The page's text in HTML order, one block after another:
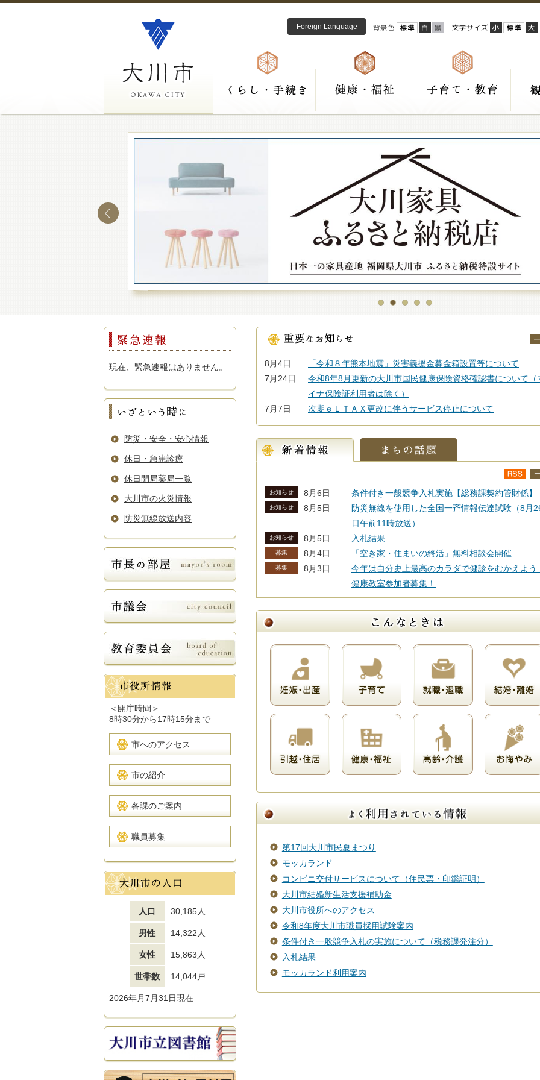
Foreign Language
現在、緊急速報はありません。
防災・安全・安心情報
休日・急患診療
休日開局薬局一覧
大川市の火災情報
防災無線放送内容
＜開庁時間＞
8時30分から17時15分まで
市へのアクセス
市の紹介
各課のご案内
職員募集
人口 30,185人
男性 14,322人
女性 15,863人
世帯数 14,044戸
2026年月7月31日現在
8月4日
「令和８年熊本地震」災害義援金募金箱設置等について
7月24日
令和8年8月更新の大川市国民健康保険資格確認書について（
イナ保険証利用者は除く）
7月7日
次期ｅＬＴＡＸ更改に伴うサービス停止について
8月6日
お知らせ
条件付き一般競争入札実施【総務課契約管財係】
8月5日
お知らせ
防災無線を使用した全国一斉情報伝達試験（8月
日午前11時放送）
8月5日
お知らせ
入札結果
8月4日
募集
「空き家・住まいの終活」無料相談会開催
8月3日
募集
今年は自分史上最高のカラダで健診をむかえよう
健康教室参加者募集！
第17回大川市民夏まつり
モッカランド
コンビニ交付サービスについて（住民票・印鑑証明）
大川市結婚新生活支援補助金
大川市役所へのアクセス
令和8年度大川市職員採用試験案内
条件付き一般競争入札の実施について（税務課発注分）
入札結果
モッカランド利用案内
市報おおかわ